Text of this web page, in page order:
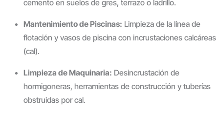
cemento en suelos de gres, terrazo o ladrillo.
Mantenimiento de Piscinas: Limpieza de la línea de
flotación y vasos de piscina con incrustaciones calcáreas
(cal).
Limpieza de Maquinaria: Desincrustación de
hormigoneras, herramientas de construcción y tuberías
obstruidas por cal.